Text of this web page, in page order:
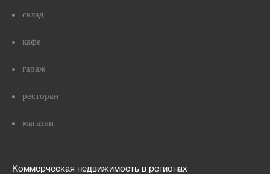
склад
кафе
гараж
ресторан
магазин
Коммерческая недвижимость в регионах